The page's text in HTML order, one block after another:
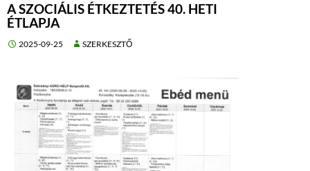
A SZOCIÁLIS ÉTKEZTETÉS 40. HETI
ÉTLAPJA
2025-09-25 SZERKESZTŐ